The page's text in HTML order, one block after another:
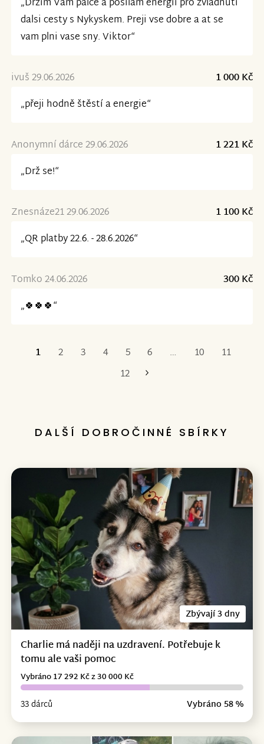
dalsi cesty s Nykyskem. Preji vse dobre a at se
vam plni vase sny. Viktor“
ivuš 29.06.2026
1 000 Kč
„přeji hodně štěstí a energie“
Anonymní dárce 29.06.2026
1 221 Kč
„Drž se!“
Znesnáze21 29.06.2026
1 100 Kč
„QR platby 22.6. - 28.6.2026“
Tomko 24.06.2026
300 Kč
„🍀🍀🍀“
1 2 3 4 5 6 … 10
11
12
Poslední
DALŠÍ DOBROČINNÉ SBÍRKY
Zbývají 3 dny
Charlie má naději na uzdravení. Potřebuje k
tomu ale vaši pomoc
33 dárců Vybráno 58 %
Vybráno 17 292 Kč z 30 000 Kč